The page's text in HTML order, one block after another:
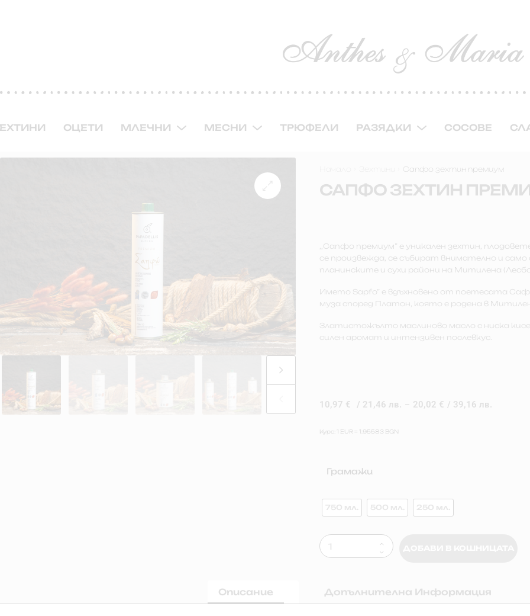
ОЦЕТИ МЛЕЧНИ МЕСНИ ТРЮФЕЛИ РАЗЯДКИ СОСОВЕ
Сапфо зехтин премиум
САПФО ЗЕХТИН
,,Сапфо премиум” е уникален зехтин,
се произвежда, се събират внимателно и
планинските и сухи райони на Митилена
Името Sapfo” е вдъхновено от поетесата
муза според Платон, която е родена в
Златистожълто маслиново масло с ниска
силен аромат и интензивен послевкус.
10,97 € / 21,46 лв. – 20,02 € / 39,16 лв.
Курс: 1 EUR = 1.95583 BGN
Грамажи
750 мл. 500 мл. 250 мл.
Описание Допълнителна Информация